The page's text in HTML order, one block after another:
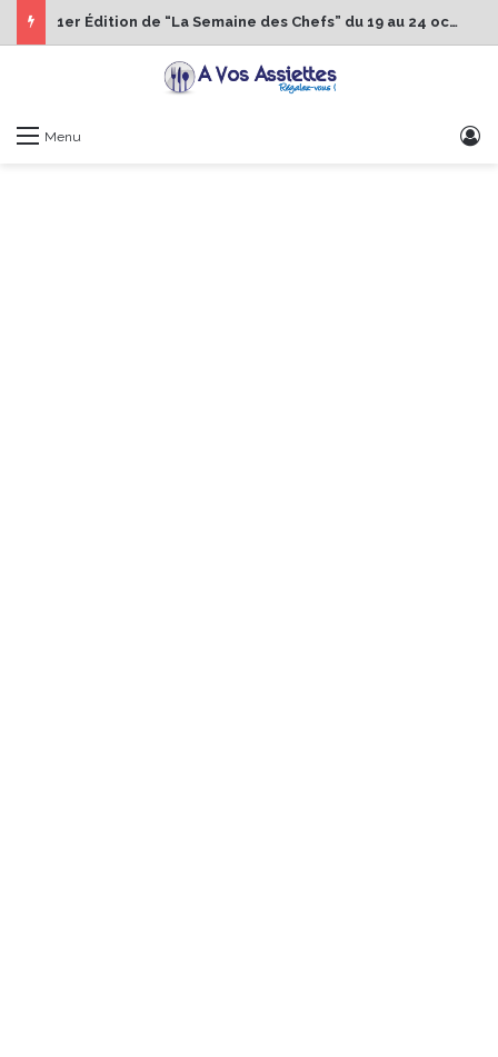
1er Édition de “La Semaine des Chefs” du 19 au 24 octobre 2026
Menu